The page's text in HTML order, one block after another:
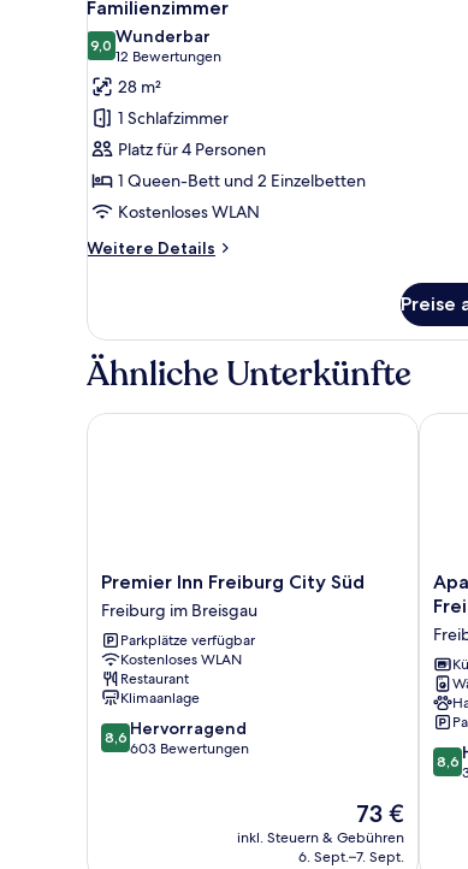
Fotos
für
Familienzimmer
anzeigen
Familienzimmer
9,09,0 von 10
Wunderbar
12 Bewertungen
(12
Bewertungen)
28 m²
1 Schlafzimmer
Platz für 4 Personen
1 Queen-Bett und 2 Einzelbetten
Kostenloses WLAN
Weitere Details
Weitere
Preise
Ähnliche Unterkünfte
Premier
Inn
Freiburg
City
Süd
Freiburg
im
Breisgau
Premier Inn Freiburg City Süd
Freiburg im Breisgau
Parkplätze verfügbar
Kostenloses WLAN
Restaurant
Klimaanlage
8.6
von
8,6 Hervorragend
603 Bewertungen
Der
Preis
beträgt
73 €
inkl. Steuern & Gebühren
6. Sept.–7. Sept.
Premier Inn Freiburg City Süd
im
8.6
von
8,6